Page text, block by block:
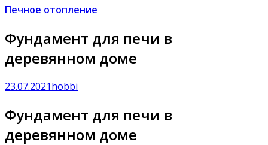
Печное отопление
Фундамент для печи в
деревянном доме
23.07.2021hobbi
Фундамент для печи в
деревянном доме